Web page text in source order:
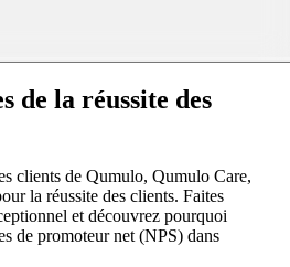
de la réussite des
clients de Qumulo, Qumulo Care,
la réussite des clients. Faites
et découvrez pourquoi
de promoteur net (NPS) dans